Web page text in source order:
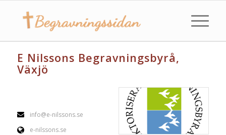
E Nilssons Begravningsbyrå,
Växjö
info@e-nilssons.se
e-nilssons.se